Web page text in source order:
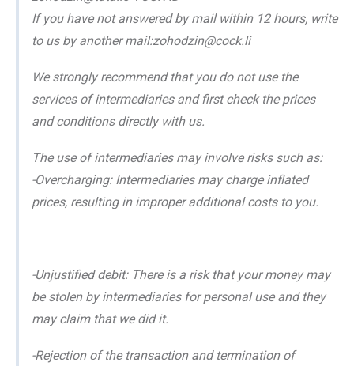
If you have not answered by mail within 12 hours, write
to us by another mail:zohodzin@cock.li
We strongly recommend that you do not use the
services of intermediaries and first check the prices
and conditions directly with us.
The use of intermediaries may involve risks such as:
-Overcharging: Intermediaries may charge inflated
prices, resulting in improper additional costs to you.
-Unjustified debit: There is a risk that your money may
be stolen by intermediaries for personal use and they
may claim that we did it.
-Rejection of the transaction and termination of